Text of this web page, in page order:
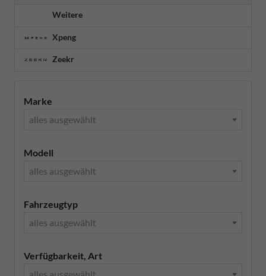
Weitere
Xpeng
Zeekr
Marke
alles ausgewählt
Modell
alles ausgewählt
Fahrzeugtyp
alles ausgewählt
Verfügbarkeit, Art